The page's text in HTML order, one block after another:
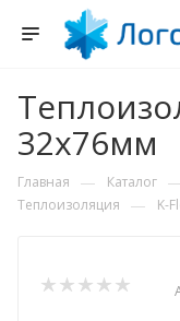
32х76мм
Главная — Каталог
Теплоизоляция — K-